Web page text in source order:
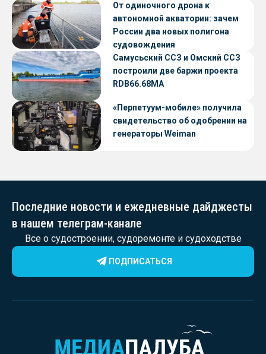
От одиночного дрона к
автономной акватории: зачем
России два новых полигона
судовождения
Самусьский ССЗ и Омский ССЗ
построили две баржи проекта
RDB66.68МА
«Перпетуум-мобиле» получила
свидетельство об одобрении на
генераторы Weiman
Последние новости и ежедневные дайджесты
в нашем телеграм-канале
Все о судостроении, судоремонте и судоходстве
ПОДПИСАТЬСЯ